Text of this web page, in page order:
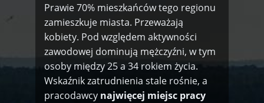
Prawie 70% mieszkańców tego regionu
zamieszkuje miasta. Przeważają
kobiety. Pod względem aktywności
zawodowej dominują mężczyźni, w tym
osoby między 25 a 34 rokiem życia.
Wskaźnik zatrudnienia stale rośnie, a
pracodawcy najwięcej miejsc pracy